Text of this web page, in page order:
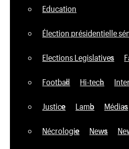
Education
Élection présidentielle
Elections Legislatives
Football Hi-tech
Justice Lamb Médias
Nécrologie News